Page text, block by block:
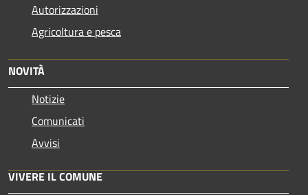
Autorizzazioni
Agricoltura e pesca
NOVITÀ
Notizie
Comunicati
Avvisi
VIVERE IL COMUNE